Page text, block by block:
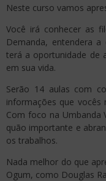
Neste curso vamos
Você irá conhecer as
Demanda, entendera
terá a oportunidade de
em sua vida.
Serão 14 aulas com
informações que
Com foco na Umbanda
quão importante e
os trabalhos.
Nada melhor do que
Ogum, como Douglas